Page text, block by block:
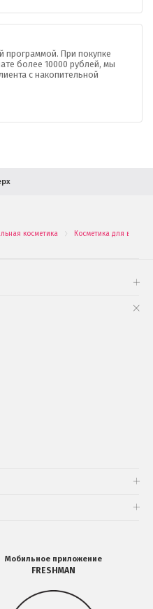
программой. При покупке
более 10000 рублей, мы
с накопительной
косметика . Косметика для волос
Мобильное приложение
FRESHMAN
Мобильное
приложение